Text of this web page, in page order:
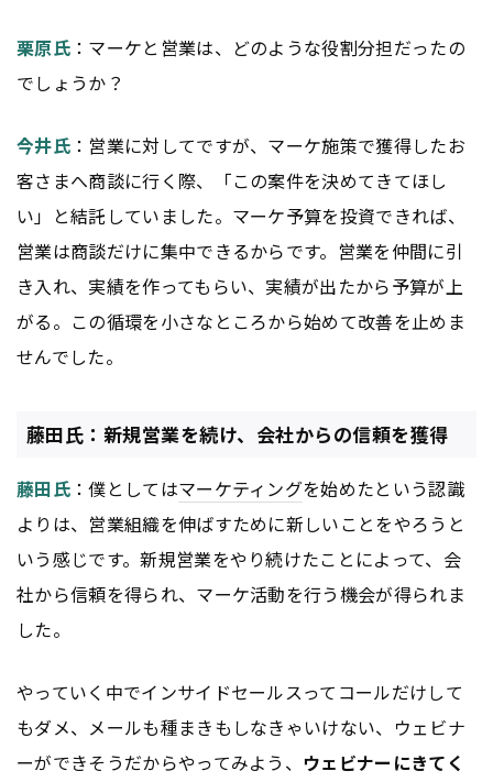
栗原氏：マーケと営業は、どのような役割分担だったの
でしょうか？
今井氏：営業に対してですが、マーケ施策で獲得したお
客さまへ商談に行く際、「この案件を決めてきてほし
い」と結託していました。マーケ予算を投資できれば、
営業は商談だけに集中できるからです。営業を仲間に引
き入れ、実績を作ってもらい、実績が出たから予算が上
がる。この循環を小さなところから始めて改善を止めま
せんでした。
藤田氏：新規営業を続け、会社からの信頼を獲得
藤田氏：僕としてはマーケティングを始めたという認識
よりは、営業組織を伸ばすために新しいことをやろうと
いう感じです。新規営業をやり続けたことによって、会
社から信頼を得られ、マーケ活動を行う機会が得られま
した。
やっていく中でインサイドセールスってコールだけして
もダメ、メールも種まきもしなきゃいけない、ウェビナ
ーができそうだからやってみよう、 ウェビナーにきてく